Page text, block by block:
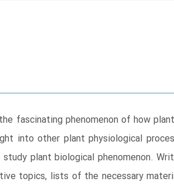
fascinating phenomenon of how
into other plant physiological
plant biological phenomenon.
topics, lists of the necessary